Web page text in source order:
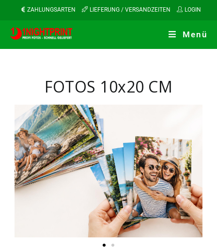
ZAHLUNGSARTEN LIEFERUNG / VERSANDZEITEN LOGIN
Menü
FOTOS 10x20 CM